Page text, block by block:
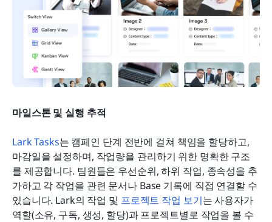
마일스톤 및 실행 추적
Lark Tasks는 캠페인 단계 전반에 걸쳐 책임을 할당하고,
마감일을 설정하며, 작업량을 관리하기 위한 명확한 구조
를 제공합니다. 팀원들은 우선순위, 하위 작업, 종속성을 추
가하고 각 작업을 관련 문서나 Base 기록에 직접 연결할 수
있습니다. Lark의 작업 및 프로젝트 작업 보기는 사용자가
역할(소유, 구독, 생성, 할당)과 프로젝트별로 작업을 볼 수